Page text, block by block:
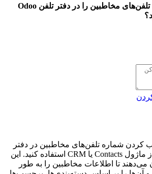
چگونه می‌توان شماره تلفن‌های مخاطبین را در دفتر تلفن Odoo
کردن شماره تلفن‌های مخاطبین در دفتر
تلفن Odoo، می‌توانید از ماژول Contacts یا CRM استفاده کنید. این
می‌دهند تا اطلاعات مخاطبین را به طور